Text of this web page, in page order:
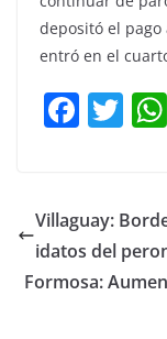
depositó el
entró en el
F
e
b
o
T
er
Villaguay:
idatos del
Formosa: